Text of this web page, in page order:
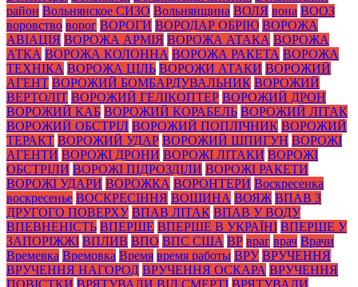
район Вольнянское СИЗО Вольнянщина ВОЛЯ вона ВООЗ
воровство ворог ВОРОГИ ВОРОДАР ОБРІЮ ВОРОЖА
АВІАЦІЯ ВОРОЖА АРМІЯ ВОРОЖА АТАКА ВОРОЖА
АТКА ВОРОЖА КОЛОННА ВОРОЖА РАКЕТА ВОРОЖА
ТЕХНІКА ВОРОЖА ЦІЛЬ ВОРОЖИ АТАКИ ВОРОЖИЙ
АГЕНТ ВОРОЖИЙ БОМБАРДУВАЛЬНИК ВОРОЖИЙ
ВЕРТОЛІТ ВОРОЖИЙ ГЕЛІКОПТЕР ВОРОЖИЙ ДРОН
ВОРОЖИЙ КАБ ВОРОЖИЙ КОРАБЕЛЬ ВОРОЖИЙ ЛІТАК
ВОРОЖИЙ ОБСТРІЛ ВОРОЖИЙ ПОПЛІЧНИК ВОРОЖИЙ
ТЕРАКТ ВОРОЖИЙ УДАР ВОРОЖИЙ ШПИГУН ВОРОЖІ
АГЕНТИ ВОРОЖІ ДРОНИ ВОРОЖІ ЛІТАКИ ВОРОЖІ
ОБСТРІЛИ ВОРОЖІ ПІДРОЗДІЛИ ВОРОЖІ РАКЕТИ
ВОРОЖІ УДАРИ ВОРОЖКА ВОРОНТЕРИ Воскресенка
воскресенье ВОСКРЕСІННЯ ВОЩИНА ВОЯЖ ВПАВ З
ДРУГОГО ПОВЕРХУ ВПАВ ЛІТАК ВПАВ У ВОДУ
ВПЕВНЕНІСТЬ ВПЕРШЕ ВПЕРШЕ В УКРАЇНІ ВПЕРШЕ У
ЗАПОРІЖЖІ ВПЛИВ ВПО ВПС США ВР враг врач Врачи
Времевка Времовка Время время работы ВРУ ВРУЧЕННЯ
ВРУЧЕННЯ НАГОРОД ВРУЧЕННЯ ОСКАРА ВРУЧЕННЯ